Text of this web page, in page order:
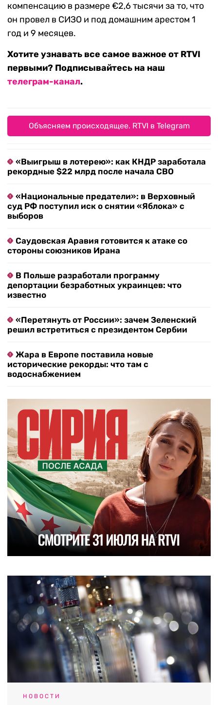
компенсацию в размере €2,6 тысячи за то, что
он провел в СИЗО и под домашним арестом 1
год и 9 месяцев.
Хотите узнавать все самое важное от RTVI
первыми? Подписывайтесь на наш
телеграм-канал.
Объясняем происходящее. RTVI в Telegram
«Выигрыш в лотерею»: как КНДР заработала
рекордные $22 млрд после начала СВО
«Национальные предатели»: в Верховный
суд РФ поступил иск о снятии «Яблока» с
выборов
Саудовская Аравия готовится к атаке со
стороны союзников Ирана
В Польше разработали программу
депортации безработных украинцев: что
известно
«Перетянуть от России»: зачем Зеленский
решил встретиться с президентом Сербии
Жара в Европе поставила новые
исторические рекорды: что там с
водоснабжением
НОВОСТИ